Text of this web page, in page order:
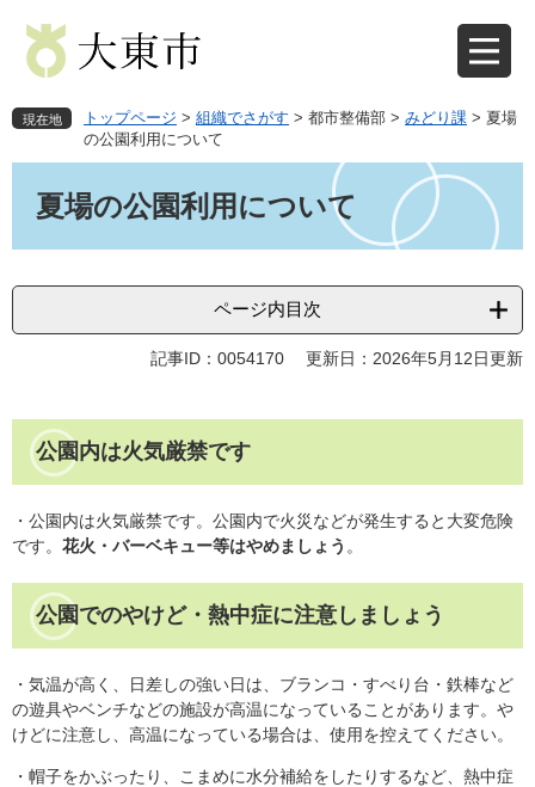
先
で
を
ば
へ
現在地 トップページ > 組織でさがす > 都市整備部 > みどり課 > 夏場
の公園利用について
夏場の公園利用について
ページ内目次
記事ID：0054170 更新日：2026年5月12日更新
公園内は火気厳禁です
・公園内は火気厳禁です。公園内で火災などが発生すると大変危険
です。 花火・バーベキュー等はやめましょう 。
公園でのやけど・熱中症に注意しましょう
・気温が高く、日差しの強い日は、ブランコ・すべり台・鉄棒など
の遊具やベンチなどの施設が高温になっていることがあります。や
けどに注意し、高温になっている場合は、使用を控えてください。
・帽子をかぶったり、こまめに水分補給をしたりするなど、熱中症